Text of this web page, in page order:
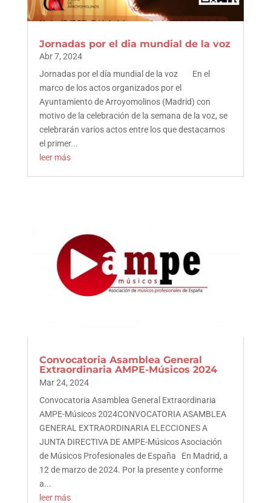
Jornadas por el dia mundial de la voz
Abr 7, 2024
Jornadas por el día mundial de la voz En el
marco de los actos organizados por el
Ayuntamiento de Arroyomolinos (Madrid) con
motivo de la celebración de la semana de la voz, se
celebrarán varios actos entre los que destacamos
el primer...
leer más
Convocatoria Asamblea General
Extraordinaria AMPE-Músicos 2024
Mar 24, 2024
Convocatoria Asamblea General Extraordinaria
AMPE-Músicos 2024CONVOCATORIA ASAMBLEA
GENERAL EXTRAORDINARIA ELECCIONES A
JUNTA DIRECTIVA DE AMPE-Músicos Asociación
de Músicos Profesionales de España En Madrid, a
12 de marzo de 2024. Por la presente y conforme
a...
leer más